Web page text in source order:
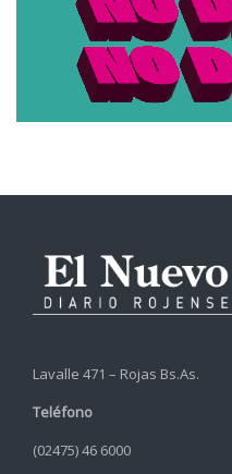
Lavalle 471 – Rojas Bs.As.
Teléfono
(02475) 46 6000